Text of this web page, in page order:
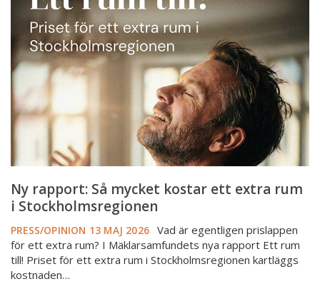
mycket
kostar
extra
rum
Stockholmsregionen
Ny rapport: Så mycket kostar ett extra rum
i Stockholmsregionen
PRESS/OPINION 13 MAJ 2026 Vad är egentligen prislappen
för ett extra rum? I Mäklarsamfundets nya rapport Ett rum
till! Priset för ett extra rum i Stockholmsregionen kartläggs
kostnaden…